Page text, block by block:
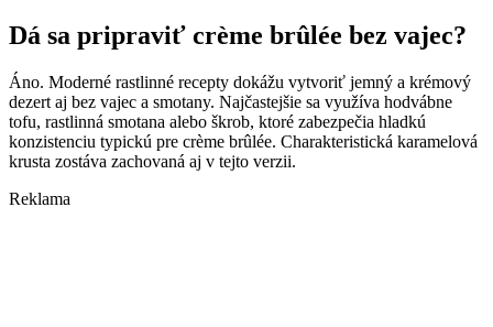
Dá sa pripraviť crème brûlée bez vajec?
Áno. Moderné rastlinné recepty dokážu vytvoriť jemný a krémový
dezert aj bez vajec a smotany. Najčastejšie sa využíva hodvábne
tofu, rastlinná smotana alebo škrob, ktoré zabezpečia hladkú
konzistenciu typickú pre crème brûlée. Charakteristická karamelová
krusta zostáva zachovaná aj v tejto verzii.
Reklama